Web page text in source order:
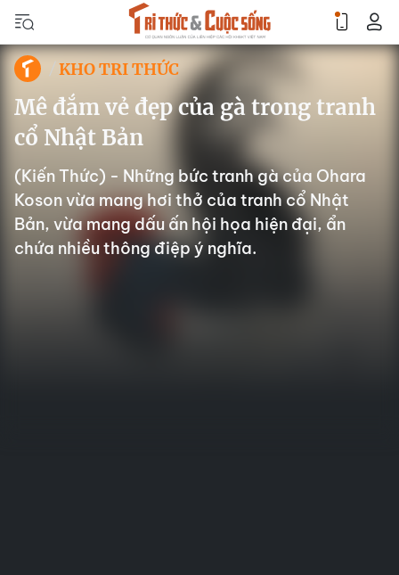
KHO TRI THỨC
Mê đắm vẻ đẹp của gà trong tranh
cổ Nhật Bản
(Kiến Thức) - Những bức tranh gà của Ohara
Koson vừa mang hơi thở của tranh cổ Nhật
Bản, vừa mang dấu ấn hội họa hiện đại, ẩn
chứa nhiều thông điệp ý nghĩa.